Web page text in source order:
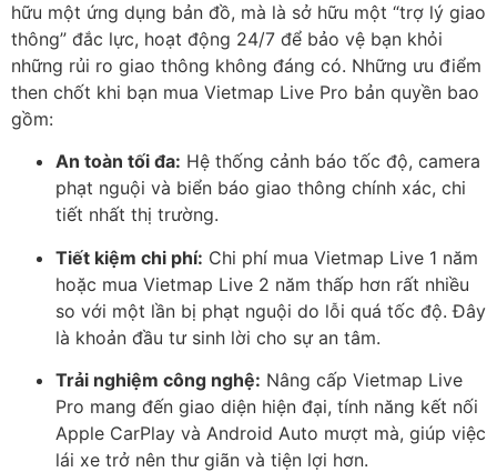
hữu một ứng dụng bản đồ, mà là sở hữu một “trợ lý giao
thông” đắc lực, hoạt động 24/7 để bảo vệ bạn khỏi
những rủi ro giao thông không đáng có. Những ưu điểm
then chốt khi bạn mua Vietmap Live Pro bản quyền bao
gồm:
An toàn tối đa: Hệ thống cảnh báo tốc độ, camera
phạt nguội và biển báo giao thông chính xác, chi
tiết nhất thị trường.
Tiết kiệm chi phí: Chi phí mua Vietmap Live 1 năm
hoặc mua Vietmap Live 2 năm thấp hơn rất nhiều
so với một lần bị phạt nguội do lỗi quá tốc độ. Đây
là khoản đầu tư sinh lời cho sự an tâm.
Trải nghiệm công nghệ: Nâng cấp Vietmap Live
Pro mang đến giao diện hiện đại, tính năng kết nối
Apple CarPlay và Android Auto mượt mà, giúp việc
lái xe trở nên thư giãn và tiện lợi hơn.